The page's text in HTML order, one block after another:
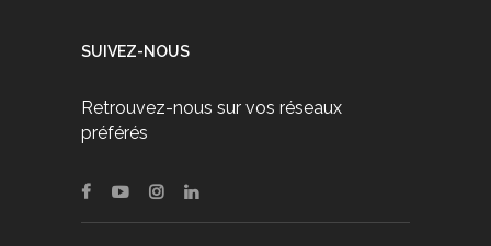
SUIVEZ-NOUS
Retrouvez-nous sur vos réseaux
préférés